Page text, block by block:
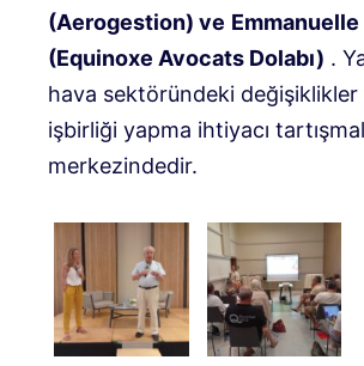
(Aerogestion) ve Emmanuelle
(Equinoxe Avocats Dolabı) .
hava sektöründeki değişiklikler
işbirliği yapma ihtiyacı
merkezindedir.